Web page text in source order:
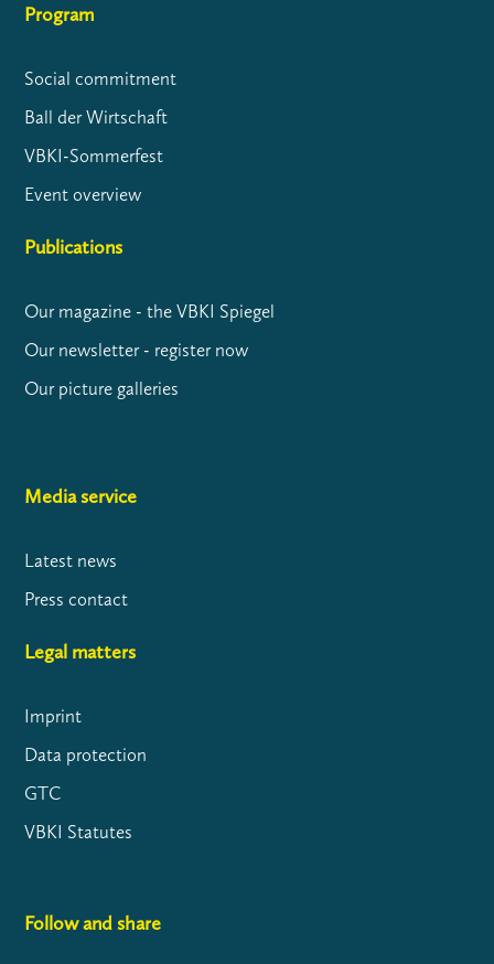
Program
Social commitment
Ball der Wirtschaft
VBKI-Sommerfest
Event overview
Publications
Our magazine - the VBKI Spiegel
Our newsletter - register now
Our picture galleries
Media service
Latest news
Press contact
Legal matters
Imprint
Data protection
GTC
VBKI Statutes
Follow and share